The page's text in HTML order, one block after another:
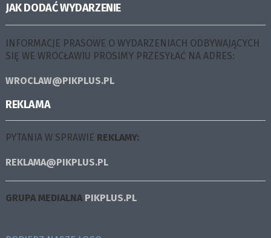
JAK DODAĆ WYDARZENIE
INFORMACJE PRASOWE O WYDARZENIACH ODBYWAJĄCYCH
SIĘ WE WROCŁAWIU PROSIMY PRZESYŁAĆ NA ADRES:
WROCLAW@PIKPLUS.PL
REKLAMA
PYTANIA W SPRAWIE REKLAMY:
REKLAMA@PIKPLUS.PL
GRUPA MEDIALNA PIKPLUS.PL